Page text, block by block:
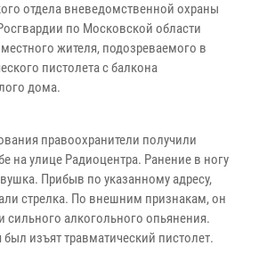
отдела вневедомственной охраны
по Московской области
жителя, подозреваемого в
пистолета с балкона
дома.
правоохранители получили
на улице Радиоцентра. Ранение в ногу
Прибыв по указанному адресу,
стрелка. По внешним признакам, он
сильного алкогольного опьянения.
изъят травматический пистолет.